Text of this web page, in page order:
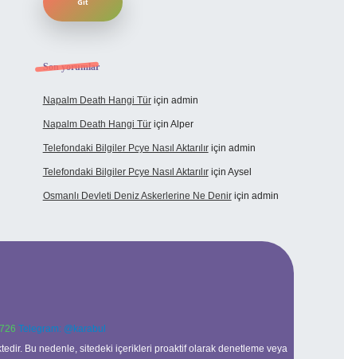
Son yorumlar
Napalm Death Hangi Türiçin admin
Napalm Death Hangi Türiçin Alper
Telefondaki Bilgiler Pcye Nasıl Aktarılıriçin admin
Telefondaki Bilgiler Pcye Nasıl Aktarılıriçin Aysel
Osmanlı Devleti Deniz Askerlerine Ne Deniriçin admin
Telegram: @karabul
Bu nedenle, sitedeki içerikleri proaktif olarak denetleme veya